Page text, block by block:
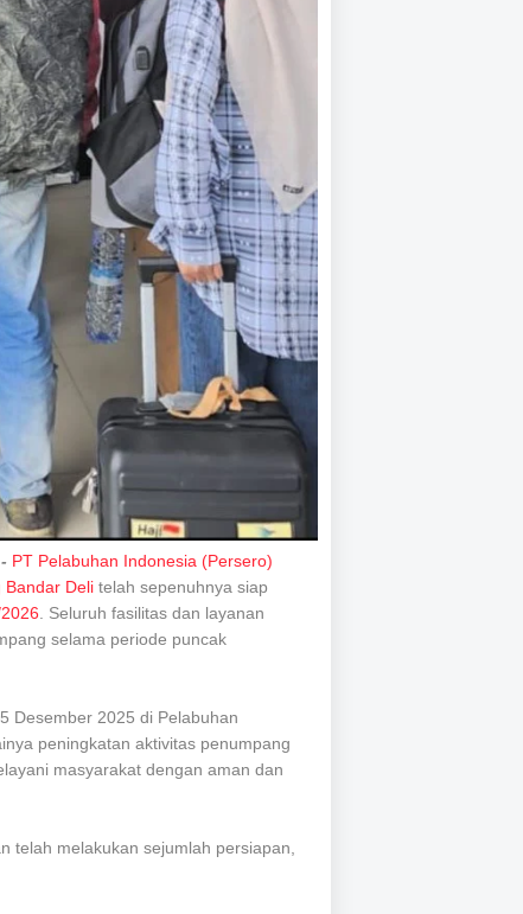
PT Pelabuhan Indonesia (Persero)
Bandar Deli telah sepenuhnya siap
. Seluruh fasilitas dan layanan
selama periode puncak
Desember 2025 di Pelabuhan
peningkatan aktivitas penumpang
masyarakat dengan aman dan
telah melakukan sejumlah persiapan,